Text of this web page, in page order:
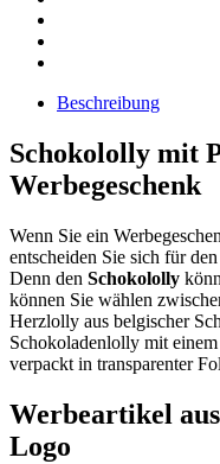
Beschreibung
Schokololly mit
Werbegeschenk
Wenn Sie ein
entscheiden Sie sich für den
Denn den Schokololly
können Sie wählen
Herzlolly aus belgischer
Schokoladenlolly mit
verpackt in transparenter
Werbeartikel
Logo